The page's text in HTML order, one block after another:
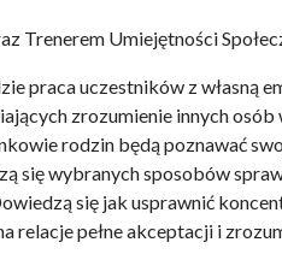
Trenerem Umiejętności
praca uczestników z własną
zrozumienie innych
rodzin będą poznawać
się wybranych sposobów
się jak usprawnić
relacje pełne akceptacji i